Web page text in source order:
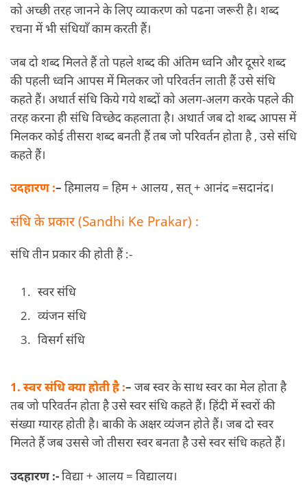
को अच्छी तरह जानने के लिए व्याकरण को पढना जरूरी है। शब्द
रचना में भी संधियाँ काम करती हैं।
जब दो शब्द मिलते हैं तो पहले शब्द की अंतिम ध्वनि और दूसरे शब्द
की पहली ध्वनि आपस में मिलकर जो परिवर्तन लाती हैं उसे संधि
कहते हैं। अथार्त संधि किये गये शब्दों को अलग-अलग करके पहले की
तरह करना ही संधि विच्छेद कहलाता है। अथार्त जब दो शब्द आपस में
मिलकर कोई तीसरा शब्द बनती हैं तब जो परिवर्तन होता है , उसे संधि
कहते हैं।
उदहारण :– हिमालय = हिम + आलय , सत् + आनंद =सदानंद।
संधि के प्रकार (Sandhi Ke Prakar) :
संधि तीन प्रकार की होती हैं :-
स्वर संधि
व्यंजन संधि
विसर्ग संधि
1. स्वर संधि क्या होती है :– जब स्वर के साथ स्वर का मेल होता है
तब जो परिवर्तन होता है उसे स्वर संधि कहते हैं। हिंदी में स्वरों की
संख्या ग्यारह होती है। बाकी के अक्षर व्यंजन होते हैं। जब दो स्वर
मिलते हैं जब उससे जो तीसरा स्वर बनता है उसे स्वर संधि कहते हैं।
उदहारण :-विद्या + आलय = विद्यालय।